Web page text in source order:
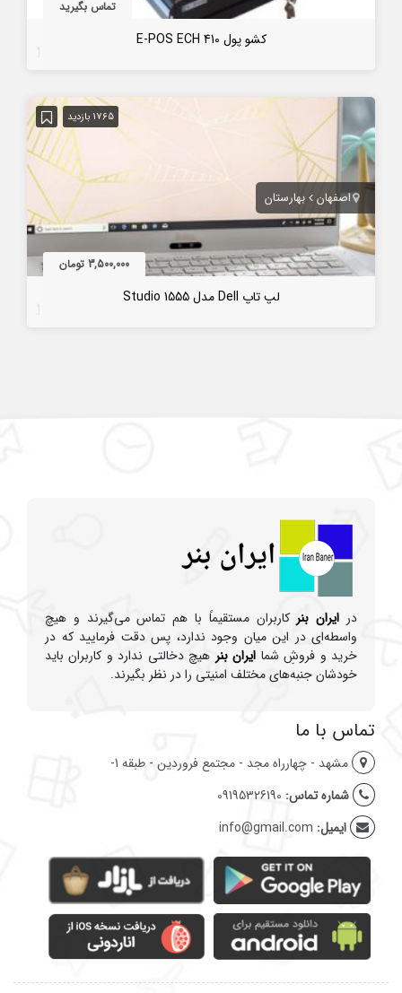
تماس بگیرید
کشو پول E-POS ECH 410
1765 بازدید
اصفهان بهارستان
3,500,000 تومان
لپ تاپ Dell مدل Studio 1555
در ایران بنر کاربران مستقیماً با هم تماس می‌گیرند و هیچ
واسطه‌ای در این میان وجود ندارد، پس دقت فرمایید که در
خرید و فروشِ شما ایران بنر هیچ دخالتی ندارد و کاربران باید
خودشان جنبه‌های مختلف امنیتی را در نظر بگیرند.
تماس با ما
مشهد - چهارراه مجد - مجتمع فروردین - طبقه 1-
شماره تماس: 09195326190
ایمیل: info@gmail.com